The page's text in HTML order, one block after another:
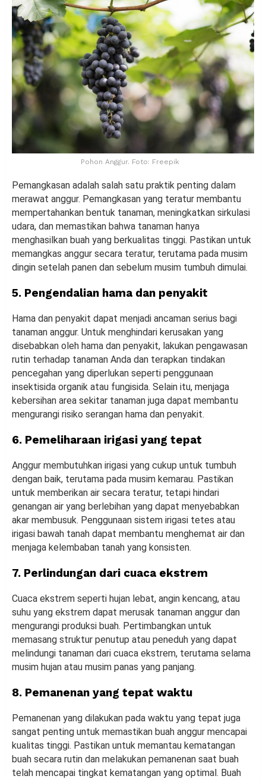
Pohon Anggur. Foto: Freepik
Pemangkasan adalah salah satu praktik penting dalam
merawat anggur. Pemangkasan yang teratur membantu
mempertahankan bentuk tanaman, meningkatkan sirkulasi
udara, dan memastikan bahwa tanaman hanya
menghasilkan buah yang berkualitas tinggi. Pastikan untuk
memangkas anggur secara teratur, terutama pada musim
dingin setelah panen dan sebelum musim tumbuh dimulai.
5. Pengendalian hama dan penyakit
Hama dan penyakit dapat menjadi ancaman serius bagi
tanaman anggur. Untuk menghindari kerusakan yang
disebabkan oleh hama dan penyakit, lakukan pengawasan
rutin terhadap tanaman Anda dan terapkan tindakan
pencegahan yang diperlukan seperti penggunaan
insektisida organik atau fungisida. Selain itu, menjaga
kebersihan area sekitar tanaman juga dapat membantu
mengurangi risiko serangan hama dan penyakit.
6. Pemeliharaan irigasi yang tepat
Anggur membutuhkan irigasi yang cukup untuk tumbuh
dengan baik, terutama pada musim kemarau. Pastikan
untuk memberikan air secara teratur, tetapi hindari
genangan air yang berlebihan yang dapat menyebabkan
akar membusuk. Penggunaan sistem irigasi tetes atau
irigasi bawah tanah dapat membantu menghemat air dan
menjaga kelembaban tanah yang konsisten.
7. Perlindungan dari cuaca ekstrem
Cuaca ekstrem seperti hujan lebat, angin kencang, atau
suhu yang ekstrem dapat merusak tanaman anggur dan
mengurangi produksi buah. Pertimbangkan untuk
memasang struktur penutup atau peneduh yang dapat
melindungi tanaman dari cuaca ekstrem, terutama selama
musim hujan atau musim panas yang panjang.
8. Pemanenan yang tepat waktu
Pemanenan yang dilakukan pada waktu yang tepat juga
sangat penting untuk memastikan buah anggur mencapai
kualitas tinggi. Pastikan untuk memantau kematangan
buah secara rutin dan melakukan pemanenan saat buah
telah mencapai tingkat kematangan yang optimal. Buah